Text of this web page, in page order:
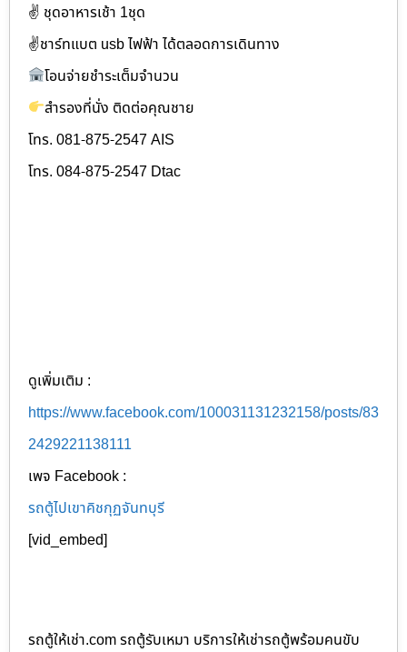
✌️ ชุดอาหารเช้า 1ชุด
✌ชาร์ทแบต usb ไฟฟ้า ได้ตลอดการเดินทาง
โอนจ่ายชำระเต็มจำนวน
สำรองที่นั่ง ติดต่อคุณชาย
โทร. 081-875-2547 AIS
โทร. 084-875-2547 Dtac
ดูเพิ่มเติม :
https://www.facebook.com/100031131232158/posts/83
2429221138111
เพจ Facebook :
รถตู้ไปเขาคิชกุฏจันทบุรี
[vid_embed]
รถตู้ให้เช่า.com รถตู้รับเหมา บริการให้เช่ารถตู้พร้อมคนขับ